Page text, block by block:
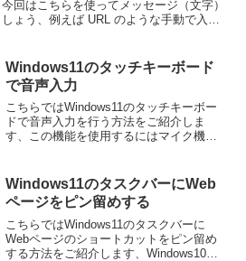
回はこちらを使ってメッセージ（文字）
ょう、例えば URL のような手動で入力
Windows11のタッチキーボード
で音声入力
こちらではWindows11のタッチキーボー
ドで音声入力を行う方法をご紹介しま
す、この機能を使用するにはマイク機能
のヘッドセットやイヤホンなどでも大丈
夫ですのでご安心ください。
Windows11のタスクバーにWeb
ページをピン留めする
こちらではWindows11のタスクバーに
Webページのショートカットをピン留め
する方法をご紹介します、Windows10で